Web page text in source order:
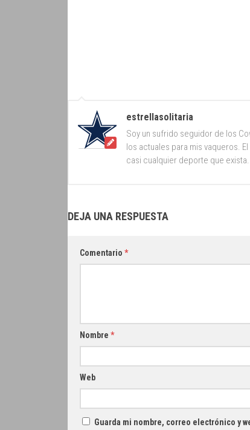
estrellasolitaria
Soy un sufrido seguidor de los
los actuales para mis vaqueros.
casi cualquier deporte que exista.
DEJA UNA RESPUESTA
Comentario *
Nombre *
Web
Guarda mi nombre, correo electrónico y